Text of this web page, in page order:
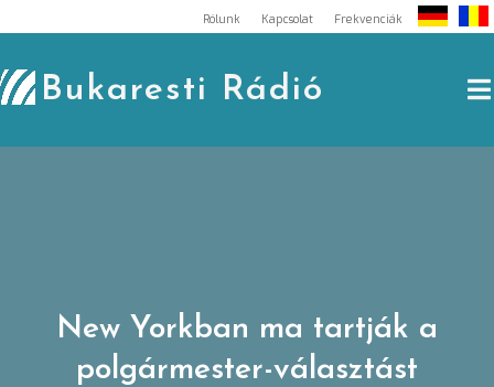
to
content
Rólunk Kapcsolat Frekvenciák
Bukaresti Rádió
New Yorkban ma tartják a
polgármester-választást